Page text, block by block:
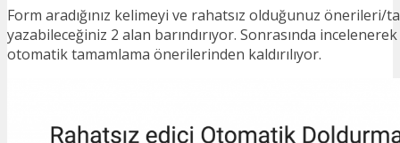
Form aradığınız kelimeyi ve rahatsız olduğunuz önerileri/
yazabileceğiniz 2 alan barındırıyor. Sonrasında
otomatik tamamlama önerilerinden kaldırılıyor.